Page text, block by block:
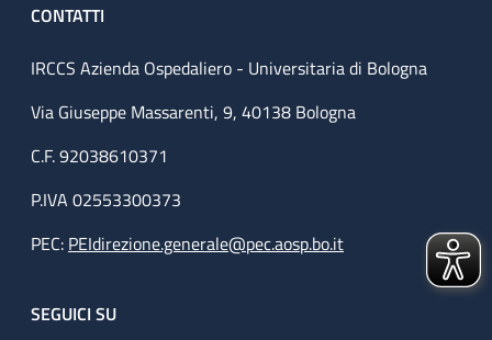
CONTATTI
IRCCS Azienda Ospedaliero - Universitaria di Bologna
Via Giuseppe Massarenti, 9, 40138 Bologna
C.F. 92038610371
P.IVA 02553300373
PEC: PEIdirezione.generale@pec.aosp.bo.it
SEGUICI SU